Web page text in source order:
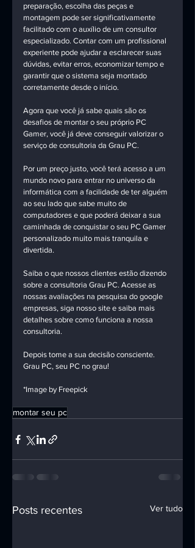
preparação, escolha das peças e
montagem pode ser significativamente
facilitado com o auxílio de um consultor
especializado. Contar com um profissional
experiente pode ajudar a esclarecer suas
dúvidas, evitar erros, economizar tempo e
garantir que o sistema seja montado
corretamente desde o início.
Agora que você já sabe quais são os
desafios de montar o seu próprio PC
Gamer, você já deve conseguir valorizar o
serviço de consultoria da Grau PC.
Por um preço justo, você terá acesso a um
mundo novo para entrar no universo da
informática com a facilidade de ter alguém
ao seu lado que sabe muito de
computadores e que poderá deixar a sua
caminhada de conquistar o seu PC Gamer
personalizado muito mais tranquila e
divertida.
Saiba o que nossos clientes estão dizendo
sobre a consultoria Grau PC. Acesse as
nossas avaliações na pesquisa do google
empresas, siga nosso site e saiba mais
detalhes sobre como funciona a nossa
consultoria.
Depois tome a sua decisão consciente.
Grau PC, seu PC no grau!
*Image by Freepick
montar seu pc
Posts recentes Ver tudo